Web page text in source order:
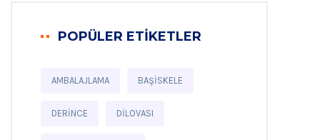
POPÜLER ETIKETLER
AMBALAJLAMA BAŞISKELE
DERINCE DILOVASI